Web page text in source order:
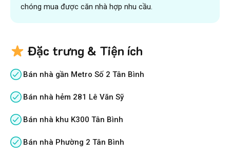
chóng mua được căn nhà hợp nhu cầu.
Đặc trưng & Tiện ích
Bán nhà gần Metro Số 2 Tân Bình
Bán nhà hẻm 281 Lê Văn Sỹ
Bán nhà khu K300 Tân Bình
Bán nhà Phường 2 Tân Bình